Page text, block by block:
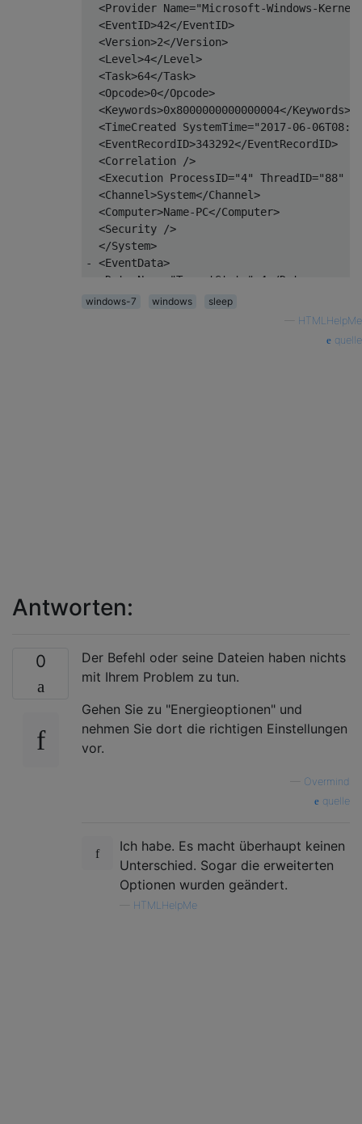
<Provider Name="Microsoft-Windows-
  <EventID>42</EventID>
  <Version>2</Version>
  <Level>4</Level>
  <Task>64</Task>
  <Opcode>0</Opcode>
  <Keywords>0x8000000000000004</Keywords>
<TimeCreated SystemTime="2017-06-
  <EventRecordID>343292</EventRecordID>
  <Correlation />
<Execution ProcessID="4" ThreadID="88"
  <Channel>System</Channel>
  <Computer>Name-PC</Computer>
  <Security />
  </System>
- <EventData>
  <Data Name="TargetState">4</Data>
  <Data Name="EffectiveState">4</Data>
windows-7 windows
sleep
HTMLHelpMe
quelle
Antworten:
0
Der Befehl oder seine Dateien haben nichts
mit Ihrem Problem zu tun.
Gehen Sie zu "Energieoptionen" und
nehmen Sie dort die richtigen Einstellungen
vor.
Overmind
quelle
Ich habe. Es macht überhaupt keinen
Unterschied. Sogar die erweiterten
Optionen wurden geändert.
HTMLHelpMe